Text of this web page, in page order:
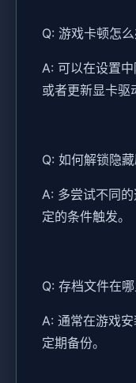
Q: 游戏卡顿怎么
A: 可以在设置中
或者更新显卡驱
Q: 如何解锁隐藏
A: 多尝试不同
定的条件触发。
Q: 存档文件在哪
A: 通常在游戏
定期备份。